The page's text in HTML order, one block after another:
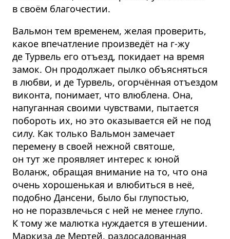
в своём благочестии.
Вальмон тем временем, желая проверить,
какое впечатление произведёт на г-жу
де Турвель его отъезд, покидает на время
замок. Он продолжает пылко объясняться
в любви, и де Турвель, огорчённая отъездом
виконта, понимает, что влюблена. Она,
напуганная своими чувствами, пытается
побороть их, но это оказывается ей не под
силу. Как только Вальмон замечает
перемену в своей нежной святоше,
он тут же проявляет интерес к юной
Воланж, обращая внимание на то, что она
очень хорошенькая и влюбиться в неё,
подобно Дансени, было бы глупостью,
но не поразвлечься с ней не менее глупо.
К тому же малютка нуждается в утешении.
Маркиза де Мертей, раздосадованная